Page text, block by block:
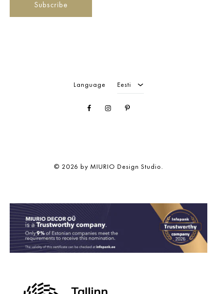
FacebookInstagramPinterest
Language Eesti
© 2026 by MIURIO Design Studio.